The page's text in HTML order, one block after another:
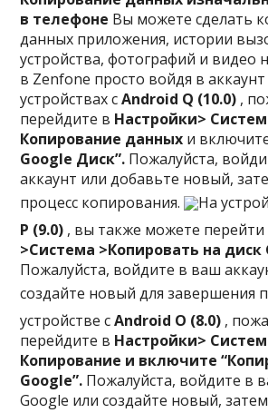
в телефоне Вы можете сделать
данных приложения, истории
устройства, фотографий и видео
в Zenfone просто войдя в
устройствах сAndroid Q (10.0) ,
перейдите в Настройки>
Копирование данных и
Google Диск”. Пожалуйста,
аккаунт или добавьте новый,
процесс копирования.
На
P (9.0) , вы также можете перейти
>Cистема >Копировать на диск
Пожалуйста, войдите в ваш
создайте новый для завершения
устройстве сAndroid O (8.0) ,
перейдите в Настройки>
Копирование и включите
Google”. Пожалуйста, войдите в
Google или создайте новый,